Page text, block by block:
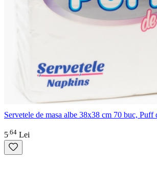
Servetele de masa albe 38x38 cm 70 buc, Puff
5 64 Lei